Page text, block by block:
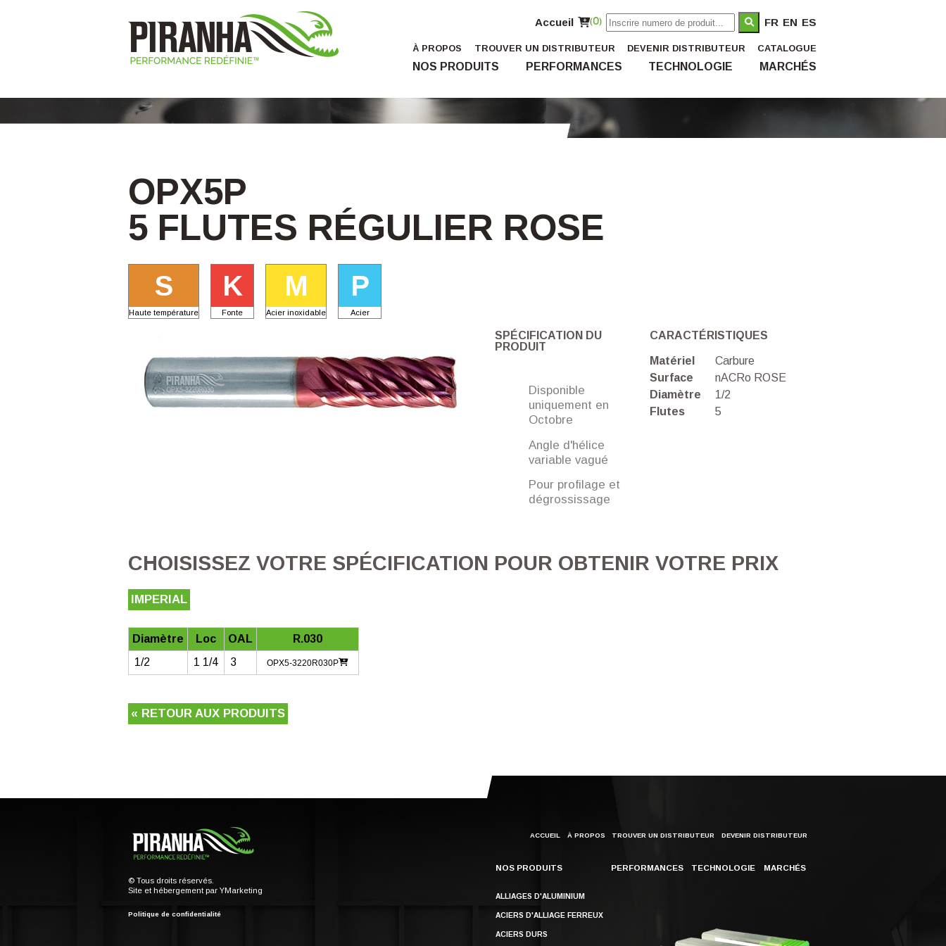
Accueil (0) FR EN ES
NOS PRODUITS PERFORMANCES TECHNOLOGIE MARCHÉS
À PROPOS TROUVER UN DISTRIBUTEUR DEVENIR DISTRIBUTEUR CATALOGUE
OPX5P
5 FLUTES RÉGULIER ROSE
S
Haute température
K
Fonte
M
Acier inoxidable
P
Acier
SPÉCIFICATION DU
PRODUIT
Disponible
uniquement en
Octobre
Angle d'hélice
variable vagué
Pour profilage et
dégrossissage
CARACTÉRISTIQUES
Matériel
Carbure
Surface
nACRo ROSE
Diamètre
1/2
Flutes
5
CHOISISSEZ VOTRE SPÉCIFICATION POUR OBTENIR VOTRE PRIX
IMPERIAL
Diamètre Loc OAL
R.030
1/2
1 1/4 3 OPX5-3220R030P
« RETOUR AUX PRODUITS
© Tous droits réservés.
Site et hébergement par YMarketing
Politique de confidentialité
NOS PRODUITS
ALLIAGES D'ALUMINIUM
ACIERS D'ALLIAGE FERREUX
ACIERS DURS
PERFORMANCES TECHNOLOGIE MARCHÉS
ACCUEIL À PROPOS TROUVER UN DISTRIBUTEUR DEVENIR DISTRIBUTEUR